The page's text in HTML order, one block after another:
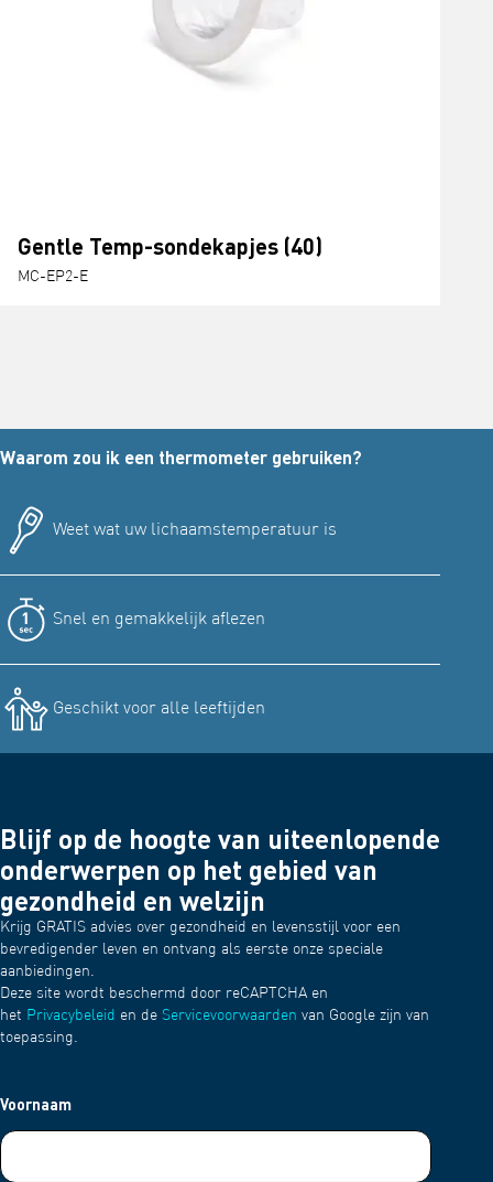
Gentle Temp-sondekapjes (40)
MC-EP2-E
Waarom zou ik een thermometer gebruiken?
Weet wat uw lichaamstemperatuur is
Snel en gemakkelijk aflezen
Geschikt voor alle leeftijden
Blijf op de hoogte van uiteenlopende
onderwerpen op het gebied van
gezondheid en welzijn
Krijg GRATIS advies over gezondheid en levensstijl voor een
bevredigender leven en ontvang als eerste onze speciale
aanbiedingen.
Deze site wordt beschermd door reCAPTCHA en
het Privacybeleid en de Servicevoorwaarden van Google zijn van
toepassing.
Voornaam